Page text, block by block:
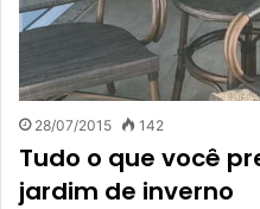
28/07/2015 142
Tudo o que você
jardim de inverno